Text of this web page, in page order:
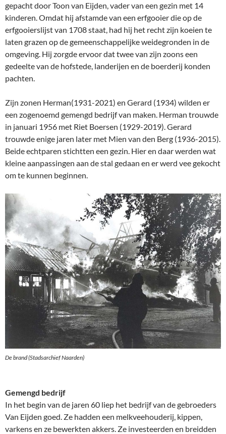
gepacht door Toon van Eijden, vader van een gezin met 14
kinderen. Omdat hij afstamde van een erfgooier die op de
erfgooierslijst van 1708 staat, had hij het recht zijn koeien te
laten grazen op de gemeenschappelijke weidegronden in de
omgeving. Hij zorgde ervoor dat twee van zijn zoons een
gedeelte van de hofstede, landerijen en de boerderij konden
pachten.
Zijn zonen Herman(1931-2021) en Gerard (1934) wilden er
een zogenoemd gemengd bedrijf van maken. Herman trouwde
in januari 1956 met Riet Boersen (1929-2019). Gerard
trouwde enige jaren later met Mien van den Berg (1936-2015).
Beide echtparen stichtten een gezin. Hier en daar werden wat
kleine aanpassingen aan de stal gedaan en er werd vee gekocht
om te kunnen beginnen.
De brand (Stadsarchief Naarden)
Gemengd bedrijf
In het begin van de jaren 60 liep het bedrijf van de gebroeders
Van Eijden goed. Ze hadden een melkveehouderij, kippen,
varkens en ze bewerkten akkers. Ze investeerden en breidden